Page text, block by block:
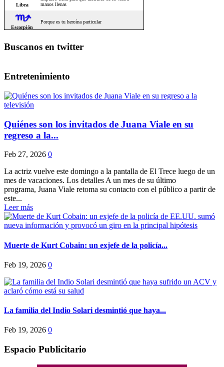
Buscanos en twitter
Entretenimiento
Quiénes son los invitados de Juana Viale en su
regreso a la...
Feb 27, 2026 0
La actriz vuelve este domingo a la pantalla de El Trece luego de un
mes de vacaciones. Los detalles A un mes de su último
programa, Juana Viale retoma su contacto con el público a partir de
este...
Leer más
Muerte de Kurt Cobain: un exjefe de la policía...
Feb 19, 2026 0
La familia del Indio Solari desmintió que haya...
Feb 19, 2026 0
Espacio Publicitario